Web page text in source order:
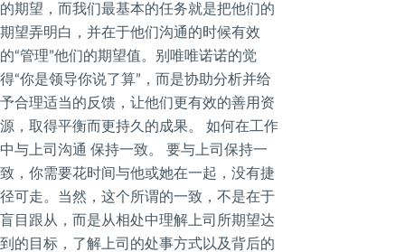
的期望，而我们最基本的任务就是把他们的
期望弄明白，并在于他们沟通的时候有效
的“管理”他们的期望值。别唯唯诺诺的觉
得“你是领导你说了算”，而是协助分析并给
予合理适当的反馈，让他们更有效的善用资
源，取得平衡而更持久的成果。 如何在工作
中与上司沟通 保持一致。 要与上司保持一
致，你需要花时间与他或她在一起，没有捷
径可走。当然，这个所谓的一致，不是在于
盲目跟从，而是从相处中理解上司所期望达
到的目标，了解上司的处事方式以及背后的